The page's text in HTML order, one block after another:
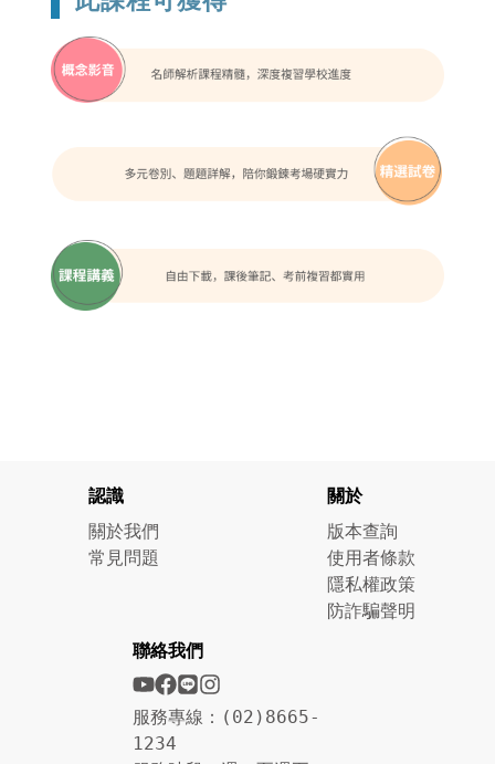
認識
關於我們
常見問題
關於
版本查詢
使用者條款
隱私權政策
防詐騙聲明
聯絡我們
服務專線：(02)8665-
1234